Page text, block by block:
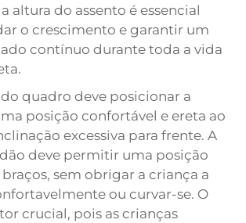
altura do assento é essencial
o crescimento e garantir um
contínuo durante toda a vida
quadro deve posicionar a
posição confortável e ereta ao
excessiva para frente. A
deve permitir uma posição
sem obrigar a criança a
ou curvar-se. O
crucial, pois as crianças